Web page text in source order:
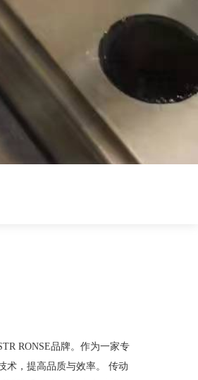
RONSE品牌。作为一家专
术，提高品质与效率。 传动